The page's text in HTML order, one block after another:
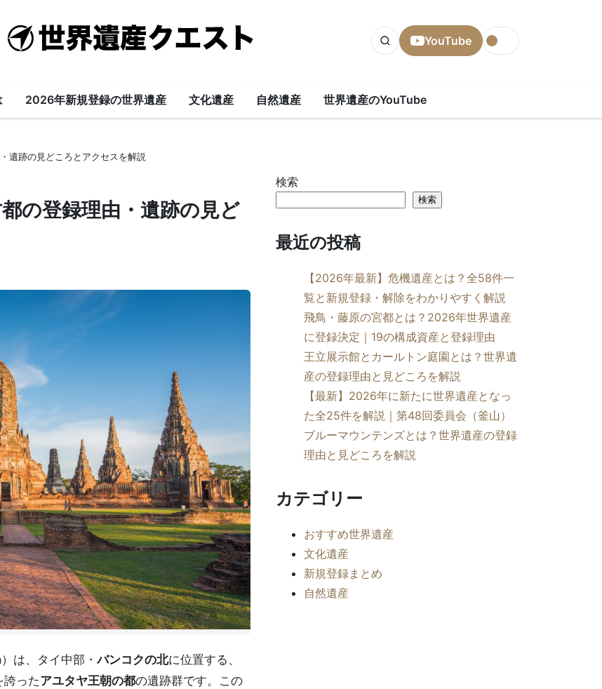
世
遺
エ
Heritage
Quest-
YouTube
2026年新規登録の世界遺産 文化遺産 自然遺産 世界遺産のYouTube
遺跡の見どころとアクセスを解説
の登録理由・遺跡の見ど
は、タイ中部・バンコクの北に位置する、
誇ったアユタヤ王朝の都の遺跡群です。この
検索
検索
最近の投稿
【2026年最新】危機遺産とは？全58件一
覧と新規登録・解除をわかりやすく解説
飛鳥・藤原の宮都とは？2026年世界遺産
に登録決定｜19の構成資産と登録理由
王立展示館とカールトン庭園とは？世界遺
産の登録理由と見どころを解説
【最新】2026年に新たに世界遺産となっ
た全25件を解説｜第48回委員会（釜山）
ブルーマウンテンズとは？世界遺産の登録
理由と見どころを解説
カテゴリー
おすすめ世界遺産
文化遺産
新規登録まとめ
自然遺産